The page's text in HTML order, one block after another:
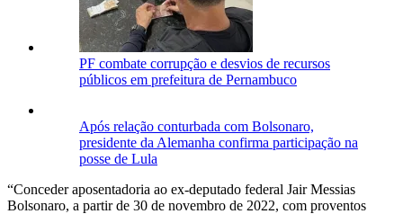
PF combate corrupção e desvios de recursos
públicos em prefeitura de Pernambuco
Após relação conturbada com Bolsonaro,
presidente da Alemanha confirma participação na
posse de Lula
“Conceder aposentadoria ao ex-deputado federal Jair Messias
Bolsonaro, a partir de 30 de novembro de 2022, com proventos